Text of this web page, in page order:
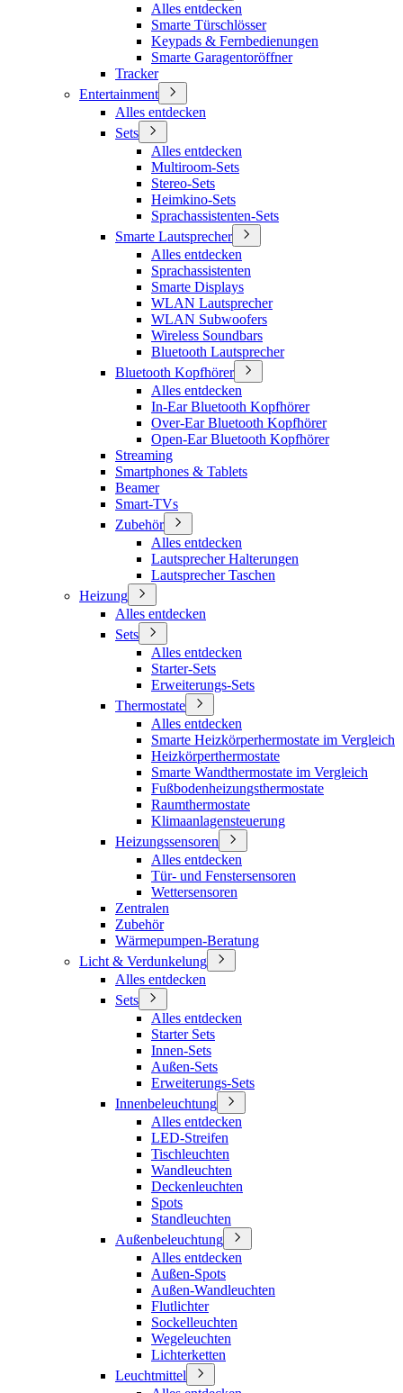
Alles entdecken
Smarte Türschlösser
Keypads & Fernbedienungen
Smarte Garagentoröffner
Tracker
Entertainment
Alles entdecken
Sets
Alles entdecken
Multiroom-Sets
Stereo-Sets
Heimkino-Sets
Sprachassistenten-Sets
Smarte Lautsprecher
Alles entdecken
Sprachassistenten
Smarte Displays
WLAN Lautsprecher
WLAN Subwoofers
Wireless Soundbars
Bluetooth Lautsprecher
Bluetooth Kopfhörer
Alles entdecken
In-Ear Bluetooth Kopfhörer
Over-Ear Bluetooth Kopfhörer
Open-Ear Bluetooth Kopfhörer
Streaming
Smartphones & Tablets
Beamer
Smart-TVs
Zubehör
Alles entdecken
Lautsprecher Halterungen
Lautsprecher Taschen
Heizung
Alles entdecken
Sets
Alles entdecken
Starter-Sets
Erweiterungs-Sets
Thermostate
Alles entdecken
Smarte Heizkörperhermostate im Vergleich
Heizkörperthermostate
Smarte Wandthermostate im Vergleich
Fußbodenheizungsthermostate
Raumthermostate
Klimaanlagensteuerung
Heizungssensoren
Alles entdecken
Tür- und Fenstersensoren
Wettersensoren
Zentralen
Zubehör
Wärmepumpen-Beratung
Licht & Verdunkelung
Alles entdecken
Sets
Alles entdecken
Starter Sets
Innen-Sets
Außen-Sets
Erweiterungs-Sets
Innenbeleuchtung
Alles entdecken
LED-Streifen
Tischleuchten
Wandleuchten
Deckenleuchten
Spots
Standleuchten
Außenbeleuchtung
Alles entdecken
Außen-Spots
Außen-Wandleuchten
Flutlichter
Sockelleuchten
Wegeleuchten
Lichterketten
Leuchtmittel